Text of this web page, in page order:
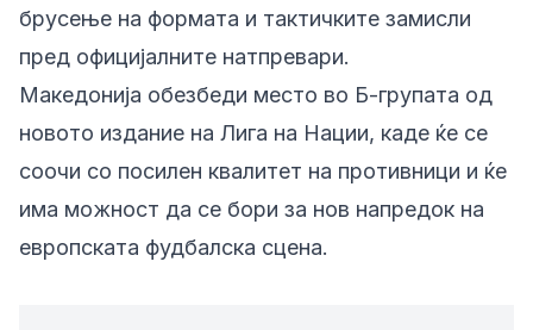
брусење на формата и тактичките замисли
пред официјалните натпревари.
Македонија обезбеди место во Б-групата од
новото издание на Лига на Нации, каде ќе се
соочи со посилен квалитет на противници и ќе
има можност да се бори за нов напредок на
европската фудбалска сцена.